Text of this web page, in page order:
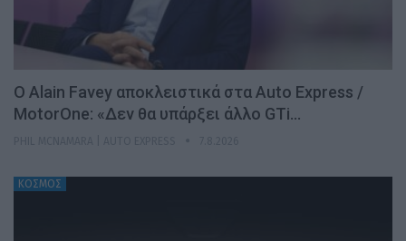
Ο Alain Favey αποκλειστικά στα Auto Express /
MotorOne: «Δεν θα υπάρξει άλλο GTi…
ΚΟΣΜΟΣ